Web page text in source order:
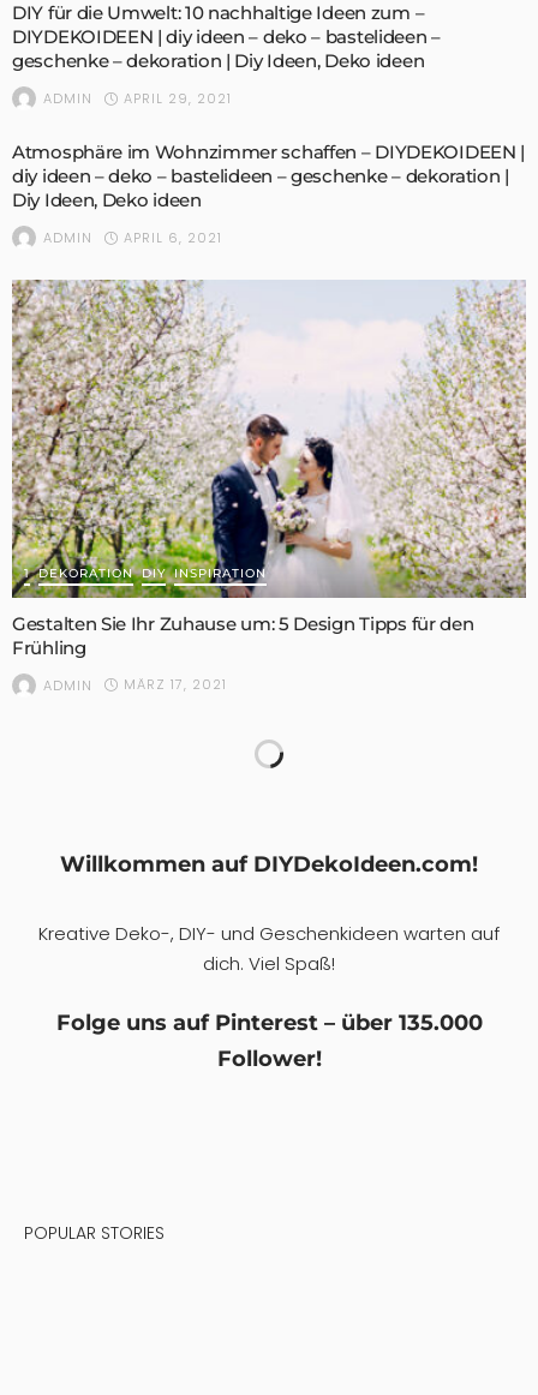
DIY für die Umwelt: 10 nachhaltige Ideen zum –
DIYDEKOIDEEN | diy ideen – deko – bastelideen –
geschenke – dekoration | Diy Ideen, Deko ideen
ADMIN APRIL 29, 2021
Atmosphäre im Wohnzimmer schaffen – DIYDEKOIDEEN |
diy ideen – deko – bastelideen – geschenke – dekoration |
Diy Ideen, Deko ideen
ADMIN APRIL 6, 2021
1 DEKORATION DIY INSPIRATION
Gestalten Sie Ihr Zuhause um: 5 Design Tipps für den
Frühling
ADMIN MÄRZ 17, 2021
DIY im Bad: Wie du in der Dusche Sitzgelegenheiten
schaffst – DIYDEKOIDEEN | diy ideen – deko – bastelideen
DIY Tipps: Blumenzwiebeln richtig setzen –
geschenke – dekoration | Diy Ideen, Deko ideen
MÄRZ 8, 2021
So schenkt Deutschland Blumen! – DIYDEKOIDEEN | diy
ideen – deko – bastelideen – geschenke – dekoration | Diy
ADMIN FEBRUAR 23, 2021